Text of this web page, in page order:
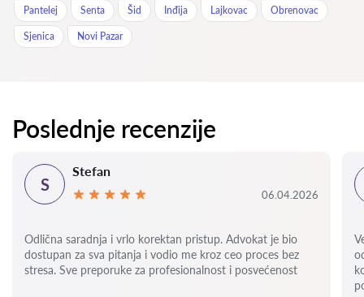
Pantelej Senta Šid Inđija Lajkovac Obrenovac
Sjenica Novi Pazar
Poslednje recenzije
S
Stefan
06.04.2026
Odlična saradnja i vrlo korektan pristup. Advokat je bio
dostupan za sva pitanja i vodio me kroz ceo proces bez
stresa. Sve preporuke za profesionalnost i posvećenost